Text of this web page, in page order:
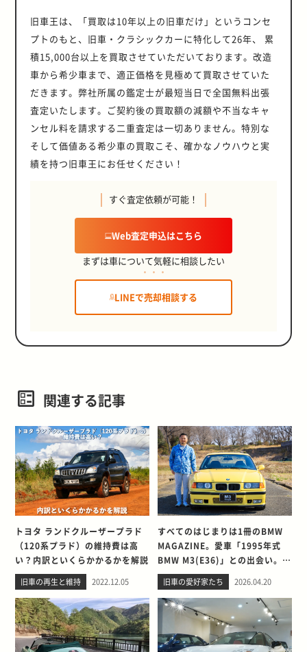
旧車王は、「買取は10年以上の旧車だけ」というコンセ
プトのもと、旧車・クラシックカーに特化して26年、 累
積15,000台以上を買取させていただいております。改造
車から希少車まで、適正価格を見極めて買取させていた
だきます。弊社所属の鑑定士が最短当日で全国無料出張
査定いたします。ご契約後の買取額の減額や不当なキャ
ンセル料を請求する二重査定は一切ありません。特別な
そして価値ある希少車の買取こそ、確かなノウハウと実
績を持つ旧車王にお任せください！
すぐ査定依頼が可能！
Web査定申込はこちら
まずは車について気軽に相談したい
LINEで売却相談する
関連する記事
トヨタ ランドクルーザープラド
（120系プラド）の維持費は高
い？内訳といくらかかるかを解説
旧車の再生と維持 2022.12.05
すべてのはじまりは1冊のBMW
MAGAZINE。愛車「1995年式
BMW M3(E36)」との出会い。そ
して別れを考える
旧車の愛好家たち 2026.04.20